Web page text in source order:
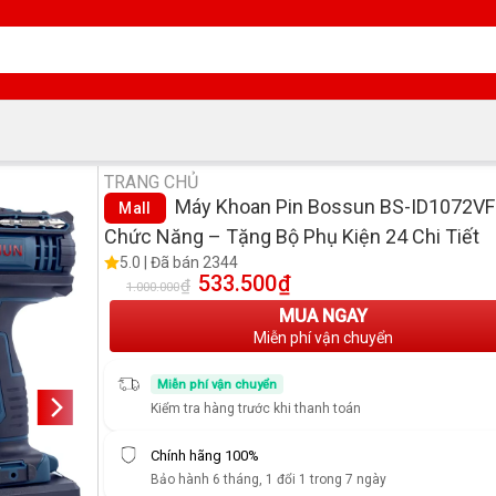
TRANG CHỦ
Mall
Máy Khoan Pin Bossun BS-
Chức Năng – Tặng Bộ Phụ Kiện 24 Chi Tiết
5.0 | Đã bán 2344
1.000.000₫ Giá gốc là: 1.000.000₫.
533.500₫Giá hiện tại là: 533.500₫.
MUA NGAY
Miễn phí vận chuyển
Miễn phí vận chuyển
Kiểm tra hàng trước khi thanh toán
Chính hãng 100%
Bảo hành 6 tháng, 1 đổi 1 trong 7 ngày